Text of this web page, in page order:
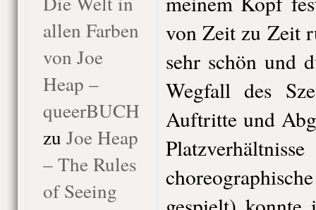
allen Farben
von Joe
Heap –
queerBUCH
zu Joe Heap
– The Rules
of Seeing
von Zeit zu Zeit
sehr schön und
Wegfall des
Auftritte und